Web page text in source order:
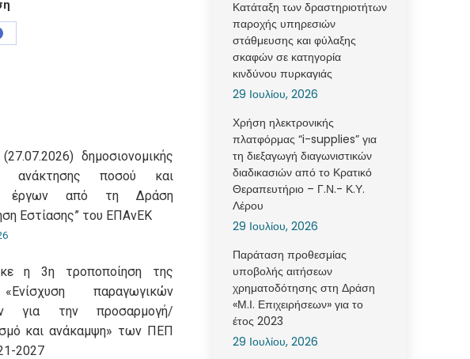
δημοσιονομικής
ανάκτησης ποσού και
έργων από τη Δράση
Εστίασης” του ΕΠΑνΕΚ
η 3η τροποποίηση της
παραγωγικών
για την προσαρμογή/
και ανάκαμψη» των ΠΕΠ
2027
Κατάταξη των δραστηριοτήτων
παροχής υπηρεσιών
στάθμευσης και φύλαξης
σκαφών σε κατηγορία
κινδύνου πυρκαγιάς
29 Ιουλίου, 2026
Χρήση ηλεκτρονικής
πλατφόρμας “i-supplies” για
τη διεξαγωγή διαγωνιστικών
διαδικασιών από το Κρατικό
Θεραπευτήριο – Γ.Ν.- Κ.Υ.
Λέρου
29 Ιουλίου, 2026
Παράταση προθεσμίας
υποβολής αιτήσεων
χρηματοδότησης στη Δράση
«Μ.Ι. Επιχειρήσεων» για το
έτος 2023
29 Ιουλίου, 2026